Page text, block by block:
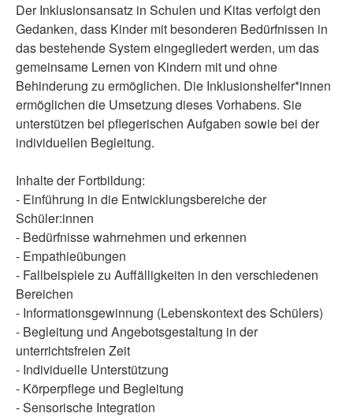
Der Inklusionsansatz in Schulen und Kitas verfolgt den
Gedanken, dass Kinder mit besonderen Bedürfnissen in
das bestehende System eingegliedert werden, um das
gemeinsame Lernen von Kindern mit und ohne
Behinderung zu ermöglichen. Die Inklusionshelfer*innen
ermöglichen die Umsetzung dieses Vorhabens. Sie
unterstützen bei pflegerischen Aufgaben sowie bei der
individuellen Begleitung.
Inhalte der Fortbildung:
- Einführung in die Entwicklungsbereiche der
Schüler:innen
- Bedürfnisse wahrnehmen und erkennen
- Empathieübungen
- Fallbeispiele zu Auffälligkeiten in den verschiedenen
Bereichen
- Informationsgewinnung (Lebenskontext des Schülers)
- Begleitung und Angebotsgestaltung in der
unterrichtsfreien Zeit
- Individuelle Unterstützung
- Körperpflege und Begleitung
- Sensorische Integration